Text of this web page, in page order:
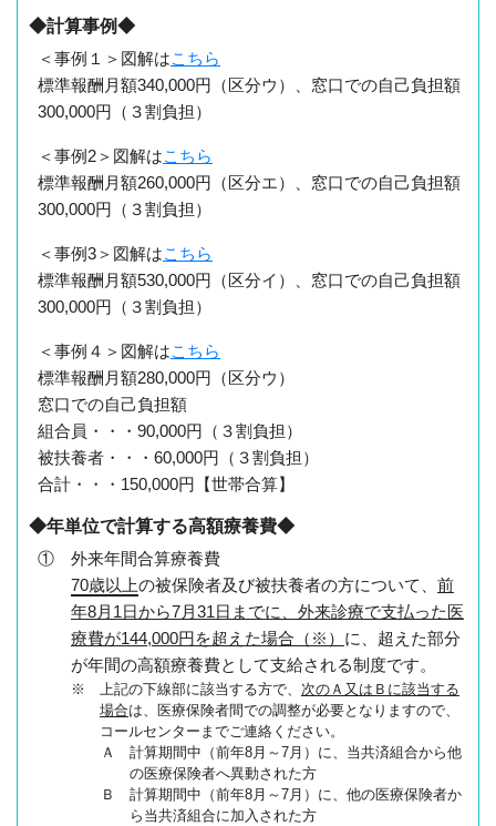
◆計算事例◆
＜事例１＞図解はこちら
標準報酬月額340,000円（区分ウ）、窓口での自己負担額
300,000円（３割負担）
＜事例2＞図解はこちら
標準報酬月額260,000円（区分エ）、窓口での自己負担額
300,000円（３割負担）
＜事例3＞図解はこちら
標準報酬月額530,000円（区分イ）、窓口での自己負担額
300,000円（３割負担）
＜事例４＞図解はこちら
標準報酬月額280,000円（区分ウ）
窓口での自己負担額
組合員・・・90,000円（３割負担）
被扶養者・・・60,000円（３割負担）
合計・・・150,000円【世帯合算】
◆年単位で計算する高額療養費◆
① 外来年間合算療養費
70歳以上の被保険者及び被扶養者の方について、 前
年8月1日から7月31日までに、外来診療で支払った医
療費が144,000円を超えた場合（※） に、超えた部分
が年間の高額療養費として支給される制度です。
※ 上記の下線部に該当する方で、 次のＡ又はＢに該当する
場合は、医療保険者間での調整が必要となりますので、
コールセンターまでご連絡ください。
Ａ 計算期間中（前年8月～7月）に、当共済組合から他
の医療保険者へ異動された方
Ｂ 計算期間中（前年8月～7月）に、他の医療保険者か
ら当共済組合に加入された方